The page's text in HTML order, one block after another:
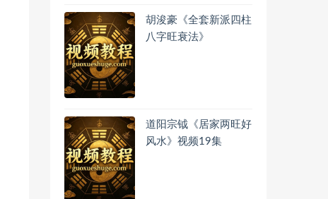
胡浚豪《全套新派四柱
八字旺衰法》
道阳宗钺《居家两旺好
风水》视频19集